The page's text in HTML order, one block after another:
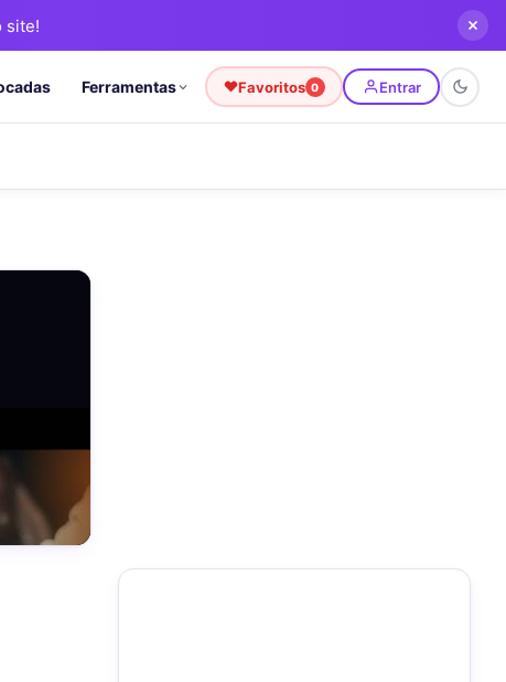
site!
Ferramentas Favoritos 0 Entrar